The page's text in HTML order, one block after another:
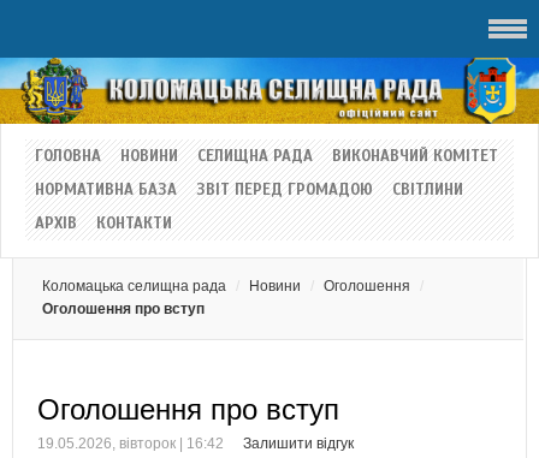
ГОЛОВНА НОВИНИ СЕЛИЩНА РАДА
ВИКОНАВЧИЙ КОМІТЕТ
НОРМАТИВНА БАЗА
ЗВІТ ПЕРЕД ГРОМАДОЮ
СВІТЛИНИ
АРХІВ
КОНТАКТИ
Коломацька селищна рада Новини
Оголошення
Оголошення про вступ
Оголошення про вступ
19.05.2026, вівторок | 16:42 Залишити відгук